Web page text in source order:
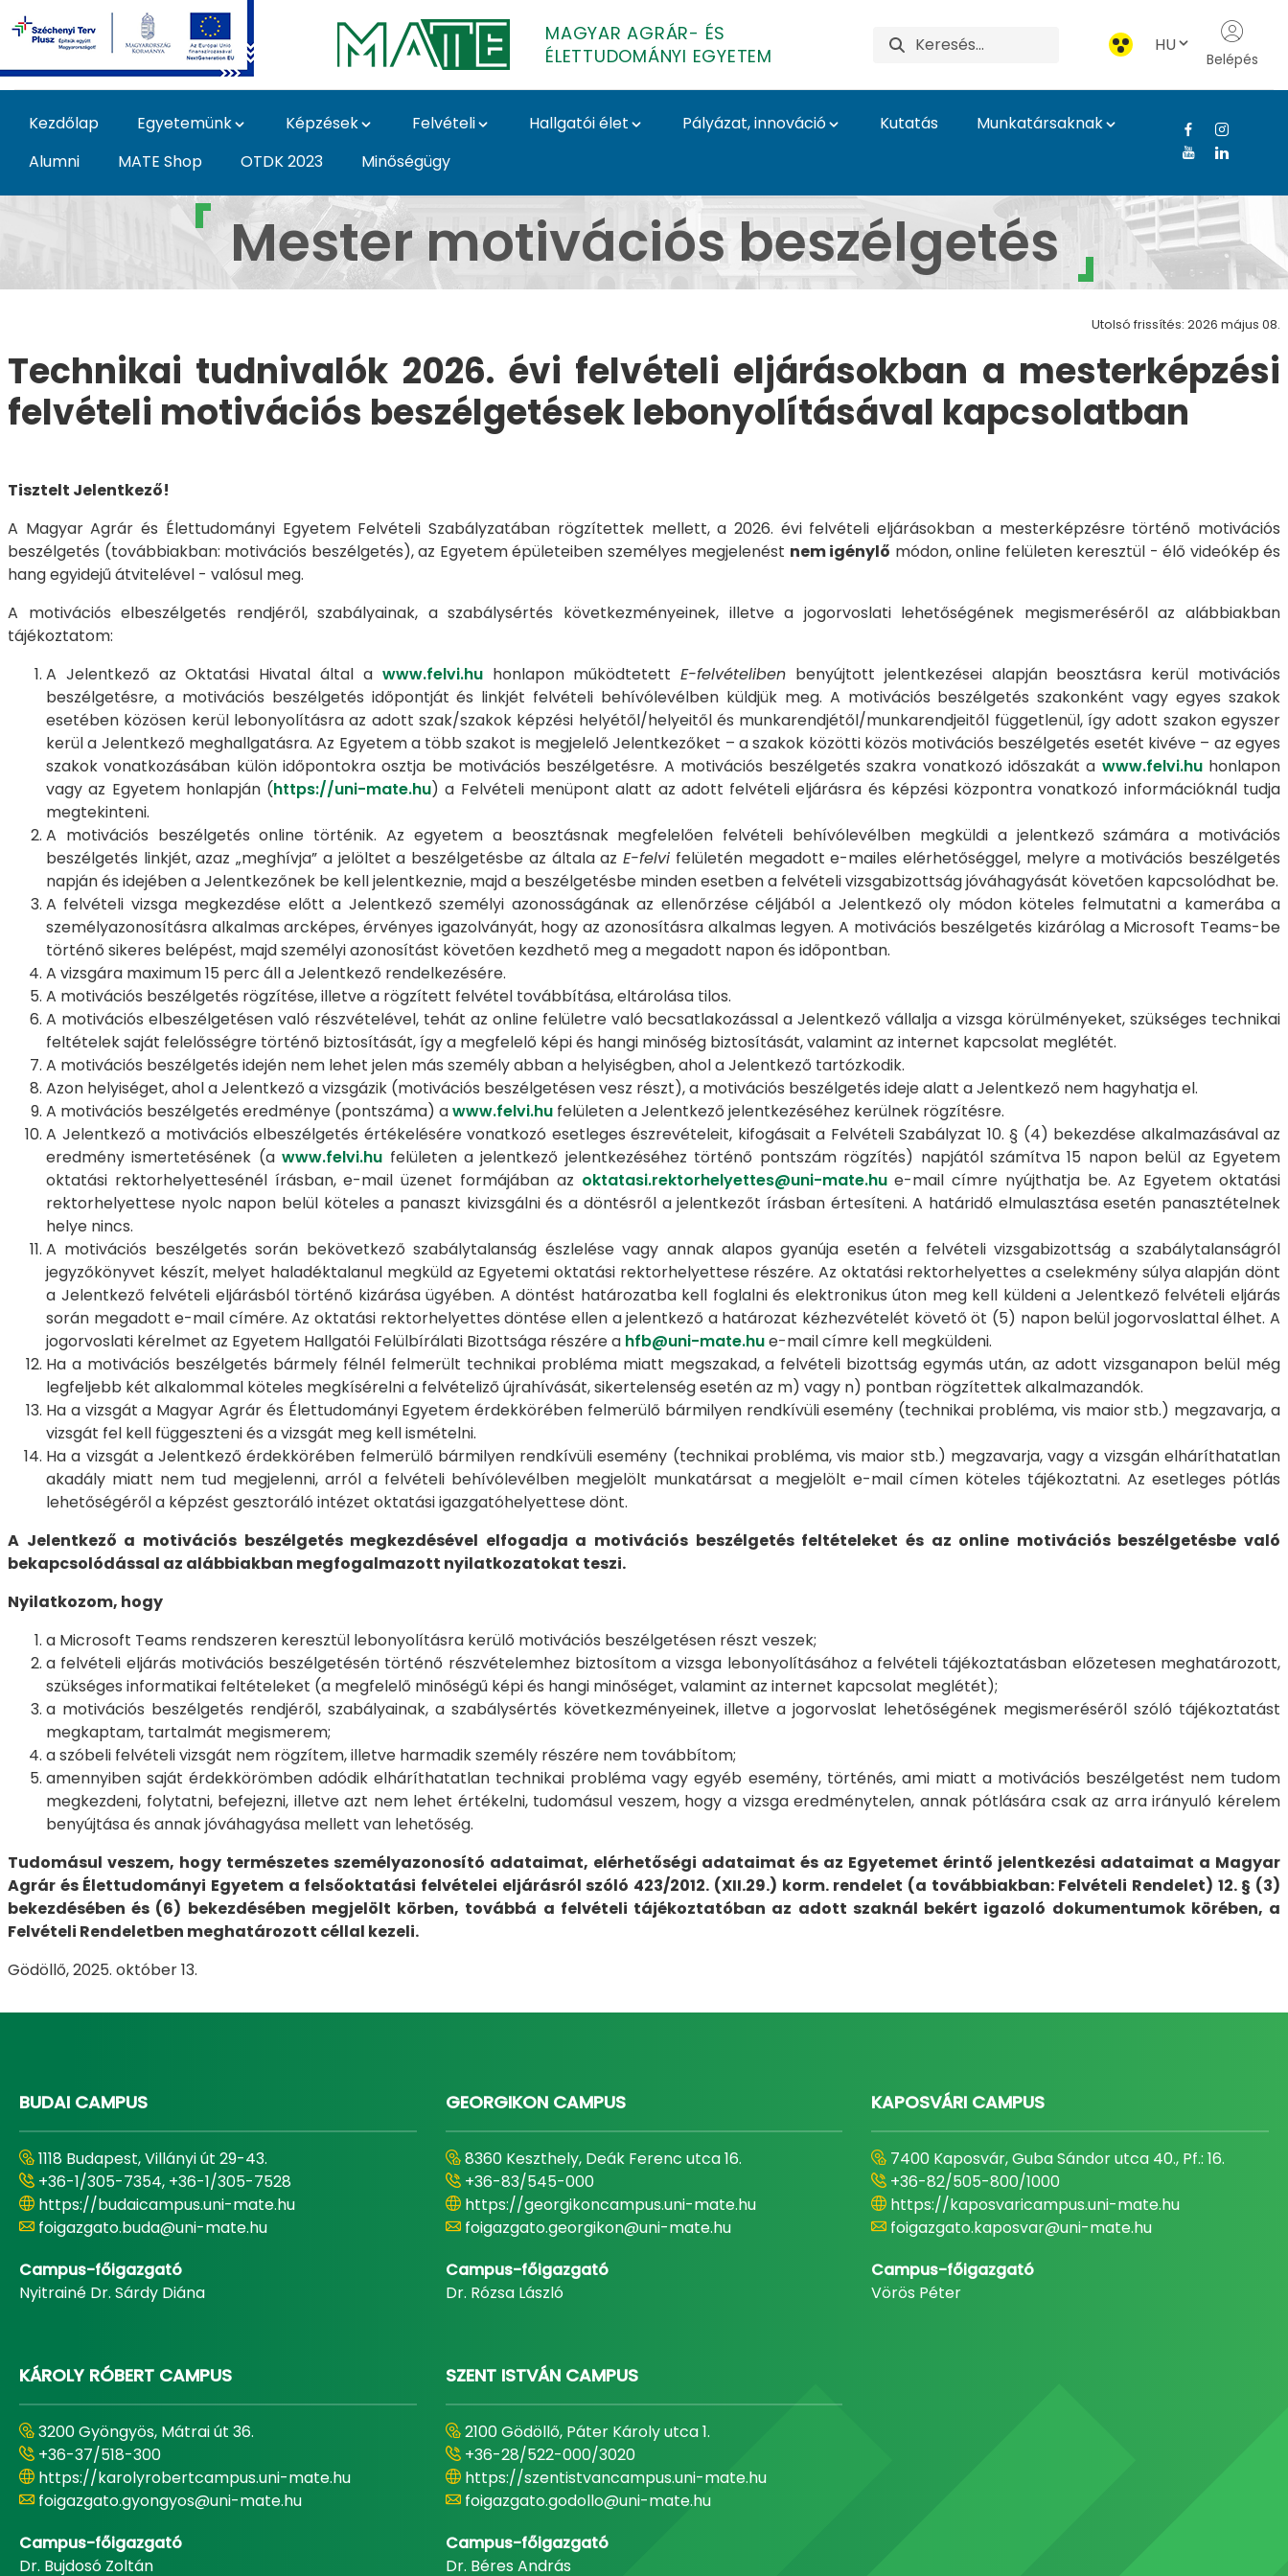
Ugrás a fő tartalomhoz
MAGYAR AGRÁR- ÉS
ÉLETTUDOMÁNYI EGYETEM
HU
Belépés
Kezdőlap Egyetemünk Képzések Felvételi Hallgatói élet Pályázat, innováció Kutatás
Munkatársaknak
Alumni
MATE Shop OTDK 2023 Minőségügy
Felvételi motivációs beszélgetés - Magyar Agrár- és
Mester motivációs beszélgetés
Utolsó frissítés: 2026 május 08.
Technikai tudnivalók 2026. évi felvételi eljárásokban a mesterképzési
felvételi motivációs beszélgetések lebonyolításával kapcsolatban
Tisztelt Jelentkező!
A Magyar Agrár és Élettudományi Egyetem Felvételi Szabályzatában rögzítettek mellett, a 2026. évi felvételi eljárásokban a mesterképzésre történő motivációs
beszélgetés (továbbiakban: motivációs beszélgetés), az Egyetem épületeiben személyes megjelenést nem igénylő módon, online felületen keresztül - élő videókép és
hang egyidejű átvitelével - valósul meg.
A motivációs elbeszélgetés rendjéről, szabályainak, a szabálysértés következményeinek, illetve a jogorvoslati lehetőségének megismeréséről az alábbiakban
tájékoztatom:
A Jelentkező az Oktatási Hivatal által a www.felvi.huhonlapon működtetettE-felvételiben benyújtott jelentkezései alapján beosztásra kerül motivációs
beszélgetésre, a motivációs beszélgetés időpontját és linkjét felvételi behívólevélben küldjük meg. A motivációs beszélgetés szakonként vagy egyes szakok
esetében közösen kerül lebonyolításra az adott szak/szakok képzési helyétől/helyeitől és munkarendjétől/munkarendjeitől függetlenül, így adott szakon egyszer
kerül a Jelentkező meghallgatásra. Az Egyetem a több szakot is megjelelő Jelentkezőket – a szakok közötti közös motivációs beszélgetés esetét kivéve – az egyes
szakok vonatkozásában külön időpontokra osztja be motivációs beszélgetésre. A motivációs beszélgetés szakra vonatkozó időszakát a www.felvi.huhonlapon
vagy az Egyetem honlapján (https://uni-mate.hu) a Felvételi menüpont alatt az adott felvételi eljárásra és képzési központra vonatkozó információknál tudja
megtekinteni.
A motivációs beszélgetés online történik. Az egyetem a beosztásnak megfelelően felvételi behívólevélben megküldi a jelentkező számára a motivációs
beszélgetés linkjét, azaz „meghívja” a jelöltet a beszélgetésbe az általa azE-felvi felületén megadott e-mailes elérhetőséggel, melyre a motivációs beszélgetés
napján és idejében a Jelentkezőnek be kell jelentkeznie, majd a beszélgetésbe minden esetben a felvételi vizsgabizottság jóváhagyását követően kapcsolódhat be.
A felvételi vizsga megkezdése előtt a Jelentkező személyi azonosságának az ellenőrzése céljából a Jelentkező oly módon köteles felmutatni a kamerába a
személyazonosításra alkalmas arcképes, érvényes igazolványát, hogy az azonosításra alkalmas legyen. A motivációs beszélgetés kizárólag a Microsoft Teams-be
történő sikeres belépést, majd személyi azonosítást követően kezdhető meg a megadott napon és időpontban.
A vizsgára maximum 15 perc áll a Jelentkező rendelkezésére.
A motivációs beszélgetés rögzítése, illetve a rögzített felvétel továbbítása, eltárolása tilos.
A motivációs elbeszélgetésen való részvételével, tehát az online felületre való becsatlakozással a Jelentkező vállalja a vizsga körülményeket, szükséges technikai
feltételek saját felelősségre történő biztosítását, így a megfelelő képi és hangi minőség biztosítását, valamint az internet kapcsolat meglétét.
A motivációs beszélgetés idején nem lehet jelen más személy abban a helyiségben, ahol a Jelentkező tartózkodik.
Azon helyiséget, ahol a Jelentkező a vizsgázik (motivációs beszélgetésen vesz részt), a motivációs beszélgetés ideje alatt a Jelentkező nem hagyhatja el.
A motivációs beszélgetés eredménye (pontszáma) awww.felvi.hu felületen a Jelentkező jelentkezéséhez kerülnek rögzítésre.
A Jelentkező a motivációs elbeszélgetés értékelésére vonatkozó esetleges észrevételeit, kifogásait a Felvételi Szabályzat 10. § (4) bekezdése alkalmazásával az
eredmény ismertetésének (awww.felvi.hu felületen a jelentkező jelentkezéséhez történő pontszám rögzítés) napjától számítva 15 napon belül az Egyetem
oktatási rektorhelyettesénél írásban, e-mail üzenet formájában az oktatasi.rektorhelyettes@uni-mate.hue-mail címre nyújthatja be. Az Egyetem oktatási
rektorhelyettese nyolc napon belül köteles a panaszt kivizsgálni és a döntésről a jelentkezőt írásban értesíteni. A határidő elmulasztása esetén panasztételnek
helye nincs.
A motivációs beszélgetés során bekövetkező szabálytalanság észlelése vagy annak alapos gyanúja esetén a felvételi vizsgabizottság a szabálytalanságról
jegyzőkönyvet készít, melyet haladéktalanul megküld az Egyetemi oktatási rektorhelyettese részére. Az oktatási rektorhelyettes a cselekmény súlya alapján dönt
a Jelentkező felvételi eljárásból történő kizárása ügyében. A döntést határozatba kell foglalni és elektronikus úton meg kell küldeni a Jelentkező felvételi eljárás
során megadott e-mail címére. Az oktatási rektorhelyettes döntése ellen a jelentkező a határozat kézhezvételét követő öt (5) napon belül jogorvoslattal élhet. A
jogorvoslati kérelmet az Egyetem Hallgatói Felülbírálati Bizottsága részére a hfb@uni-mate.hue-mail címre kell megküldeni.
Ha a motivációs beszélgetés bármely félnél felmerült technikai probléma miatt megszakad, a felvételi bizottság egymás után, az adott vizsganapon belül még
legfeljebb két alkalommal köteles megkísérelni a felvételiző újrahívását, sikertelenség esetén az m) vagy n) pontban rögzítettek alkalmazandók.
Ha a vizsgát a Magyar Agrár és Élettudományi Egyetem érdekkörében felmerülő bármilyen rendkívüli esemény (technikai probléma, vis maior stb.) megzavarja, a
vizsgát fel kell függeszteni és a vizsgát meg kell ismételni.
Ha a vizsgát a Jelentkező érdekkörében felmerülő bármilyen rendkívüli esemény (technikai probléma, vis maior stb.) megzavarja, vagy a vizsgán elháríthatatlan
akadály miatt nem tud megjelenni, arról a felvételi behívólevélben megjelölt munkatársat a megjelölt e-mail címen köteles tájékoztatni. Az esetleges pótlás
lehetőségéről a képzést gesztoráló intézet oktatási igazgatóhelyettese dönt.
A Jelentkező a motivációs beszélgetés megkezdésével elfogadja a motivációs beszélgetés feltételeket és az online motivációs beszélgetésbe való
bekapcsolódással az alábbiakban megfogalmazott nyilatkozatokat teszi.
Nyilatkozom, hogy
a Microsoft Teams rendszeren keresztül lebonyolításra kerülő motivációs beszélgetésen részt veszek;
a felvételi eljárás motivációs beszélgetésén történő részvételemhez biztosítom a vizsga lebonyolításához a felvételi tájékoztatásban előzetesen meghatározott,
szükséges informatikai feltételeket (a megfelelő minőségű képi és hangi minőséget, valamint az internet kapcsolat meglétét);
a motivációs beszélgetés rendjéről, szabályainak, a szabálysértés következményeinek, illetve a jogorvoslat lehetőségének megismeréséről szóló tájékoztatást
megkaptam, tartalmát megismerem;
a szóbeli felvételi vizsgát nem rögzítem, illetve harmadik személy részére nem továbbítom;
amennyiben saját érdekkörömben adódik elháríthatatlan technikai probléma vagy egyéb esemény, történés, ami miatt a motivációs beszélgetést nem tudom
megkezdeni, folytatni, befejezni, illetve azt nem lehet értékelni, tudomásul veszem, hogy a vizsga eredménytelen, annak pótlására csak az arra irányuló kérelem
benyújtása és annak jóváhagyása mellett van lehetőség.
Tudomásul veszem, hogy természetes személyazonosító adataimat, elérhetőségi adataimat és az Egyetemet érintő jelentkezési adataimat a Magyar
Agrár és Élettudományi Egyetem a felsőoktatási felvételei eljárásról szóló 423/2012. (XII.29.) korm. rendelet (a továbbiakban: Felvételi Rendelet) 12. § (3)
bekezdésében és (6) bekezdésében megjelölt körben, továbbá a felvételi tájékoztatóban az adott szaknál bekért igazoló dokumentumok körében, a
Felvételi Rendeletben meghatározott céllal kezeli.
Gödöllő, 2025. október 13.
BUDAI CAMPUS
1118 Budapest, Villányi út 29-43.
+36-1/305-7354, +36-1/305-7528
https://budaicampus.uni-mate.hu
foigazgato.buda@uni-mate.hu
Campus-főigazgató
Nyitrainé Dr. Sárdy Diána
GEORGIKON CAMPUS
8360 Keszthely, Deák Ferenc utca 16.
+36-83/545-000
https://georgikoncampus.uni-mate.hu
foigazgato.georgikon@uni-mate.hu
Campus-főigazgató
Dr. Rózsa László
KAPOSVÁRI CAMPUS
7400 Kaposvár, Guba Sándor utca 40., Pf.: 16.
+36-82/505-800/1000
https://kaposvaricampus.uni-mate.hu
foigazgato.kaposvar@uni-mate.hu
Campus-főigazgató
Vörös Péter
KÁROLY RÓBERT CAMPUS
3200 Gyöngyös, Mátrai út 36.
+36-37/518-300
https://karolyrobertcampus.uni-mate.hu
foigazgato.gyongyos@uni-mate.hu
Campus-főigazgató
Dr. Bujdosó Zoltán
SZENT ISTVÁN CAMPUS
2100 Gödöllő, Páter Károly utca 1.
+36-28/522-000/3020
https://szentistvancampus.uni-mate.hu
foigazgato.godollo@uni-mate.hu
Campus-főigazgató
Dr. Béres András